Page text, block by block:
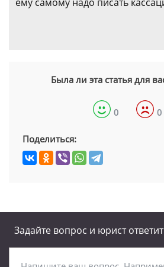
Была ли эта статья для
0 0
Поделиться:
Задайте вопрос и юрист